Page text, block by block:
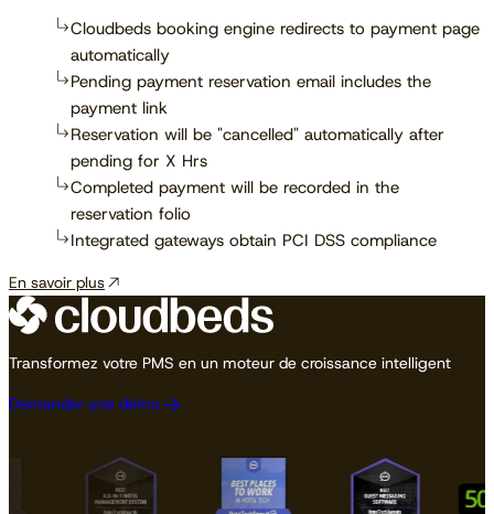
Cloudbeds booking engine redirects to payment page
automatically
Pending payment reservation email includes the
payment link
Reservation will be "cancelled" automatically after
pending for X Hrs
Completed payment will be recorded in the
reservation folio
Integrated gateways obtain PCI DSS compliance
En savoir plus
Transformez votre PMS en un moteur de croissance intelligent
Demander une démo